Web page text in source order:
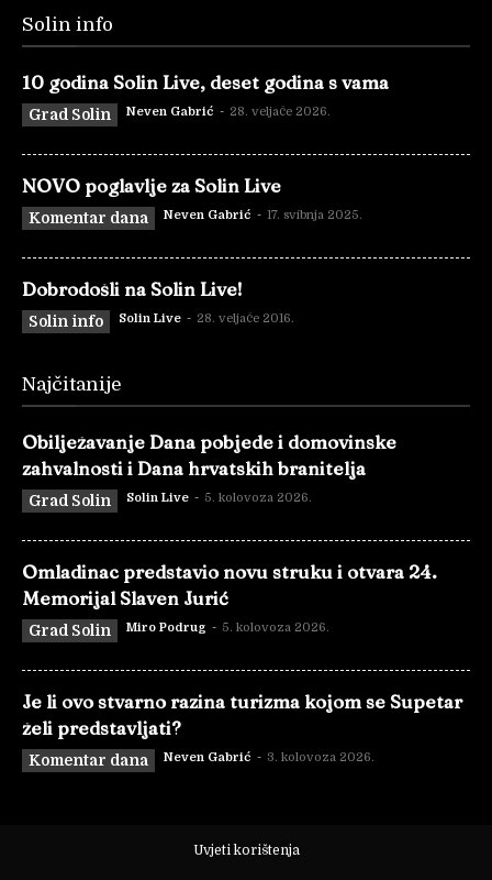
Solin info
10 godina Solin Live, deset godina s vama
Grad Solin Neven Gabrić - 28. veljače 2026.
NOVO poglavlje za Solin Live
Komentar dana Neven Gabrić - 17. svibnja 2025.
Dobrodošli na Solin Live!
Solin info Solin Live - 28. veljače 2016.
Najčitanije
Obilježavanje Dana pobjede i domovinske
zahvalnosti i Dana hrvatskih branitelja
Grad Solin Solin Live - 5. kolovoza 2026.
Omladinac predstavio novu struku i otvara 24.
Memorijal Slaven Jurić
Grad Solin Miro Podrug - 5. kolovoza 2026.
Je li ovo stvarno razina turizma kojom se Supetar
želi predstavljati?
Komentar dana Neven Gabrić - 3. kolovoza 2026.
Uvjeti korištenja